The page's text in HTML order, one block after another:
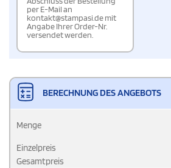
per E-Mail an
kontakt@stampasi.de mit
Angabe Ihrer Order-Nr.
versendet werden.
BERECHNUNG DES ANGEBOTS
Menge
Einzelpreis
Gesamtpreis